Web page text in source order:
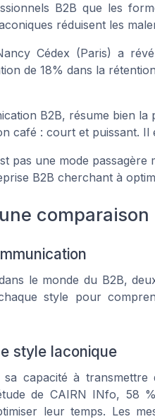
B2B que les
réduisent les
Cédex (Paris) a
de 18% dans la
B2B, résume bien la
café : court et puissant. Il
pas une mode passagère
B2B cherchant à
comparaison
le monde du B2B,
style pour
style laconique
capacité à
de CAIRN INfo, 58
leur temps. Les